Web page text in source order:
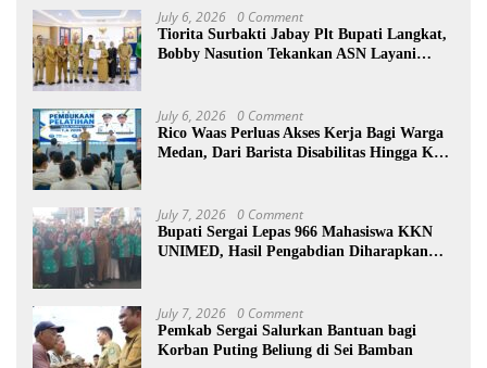
July 6, 2026 0 Comment
Tiorita Surbakti Jabay Plt Bupati Langkat,
Bobby Nasution Tekankan ASN Layani
July 6, 2026 0 Comment
Rico Waas Perluas Akses Kerja Bagi Warga
Medan, Dari Barista Disabilitas Hingga Ke
July 7, 2026 0 Comment
Bupati Sergai Lepas 966 Mahasiswa KKN
UNIMED, Hasil Pengabdian Diharapkan
July 7, 2026 0 Comment
Pemkab Sergai Salurkan Bantuan bagi
Korban Puting Beliung di Sei Bamban